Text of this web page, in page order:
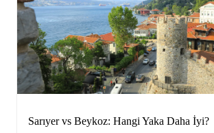
Sarıyer vs Beykoz: Hangi Yaka Daha İyi?